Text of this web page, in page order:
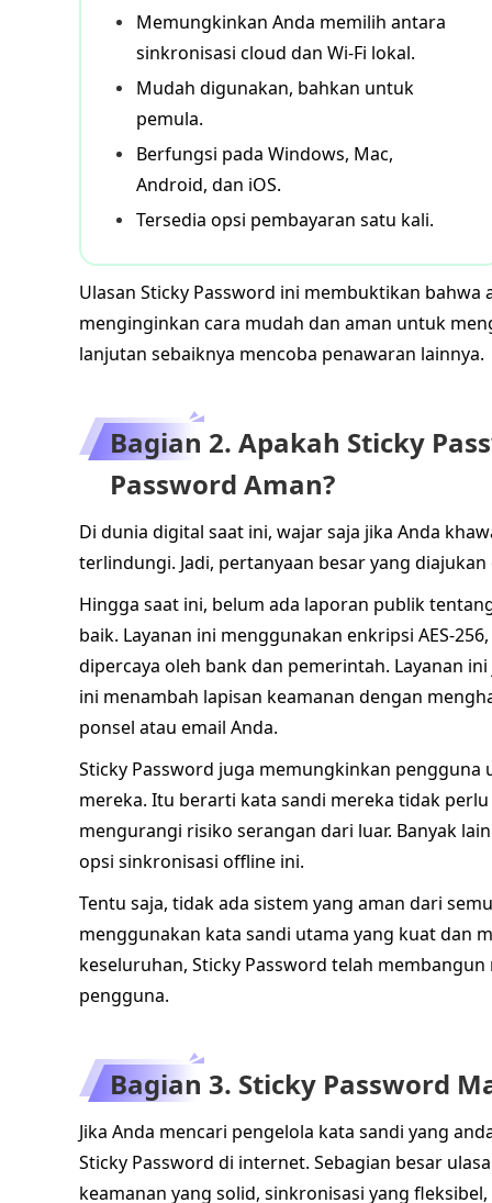
Memungkinkan Anda memilih antara
sinkronisasi cloud dan Wi-Fi lokal.
Mudah digunakan, bahkan untuk
pemula.
Berfungsi pada Windows, Mac,
Android, dan iOS.
Tersedia opsi pembayaran satu kali.
Ulasan Sticky Password ini membuktikan bahwa
menginginkan cara mudah dan aman untuk
lanjutan sebaiknya mencoba penawaran lainnya.
Bagian 2. Apakah Sticky
Password Aman?
Di dunia digital saat ini, wajar saja jika Anda
terlindungi. Jadi, pertanyaan besar yang
Hingga saat ini, belum ada laporan publik
baik. Layanan ini menggunakan enkripsi AES-
dipercaya oleh bank dan pemerintah. Layanan
ini menambah lapisan keamanan dengan
ponsel atau email Anda.
Sticky Password juga memungkinkan
mereka. Itu berarti kata sandi mereka tidak
mengurangi risiko serangan dari luar. Banyak
opsi sinkronisasi offline ini.
Tentu saja, tidak ada sistem yang aman dari
menggunakan kata sandi utama yang kuat dan
keseluruhan, Sticky Password telah
pengguna.
Bagian 3. Sticky Password
Jika Anda mencari pengelola kata sandi yang
Sticky Password di internet. Sebagian besar
keamanan yang solid, sinkronisasi yang